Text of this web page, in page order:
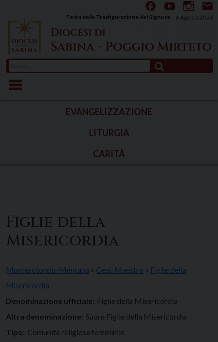
content
6 Agosto 2026
Festa della Trasfigurazione del Signore
per:
EVANGELIZZAZIONE
LITURGIA
CARITÀ
Figlie della
Misericordia
Monterotondo-Mentana » Gesù Maestro » Figlie della
Misericordia
Denominazione ufficiale: Figlie della Misericordia
Altra denominazione: Suore Figlie della Misericordia
Tipo: Comunità religiosa femminile